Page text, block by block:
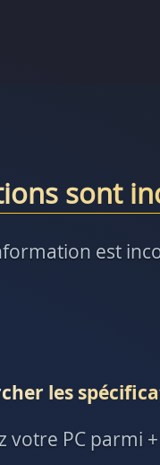
sont
est
les
votre PC parmi